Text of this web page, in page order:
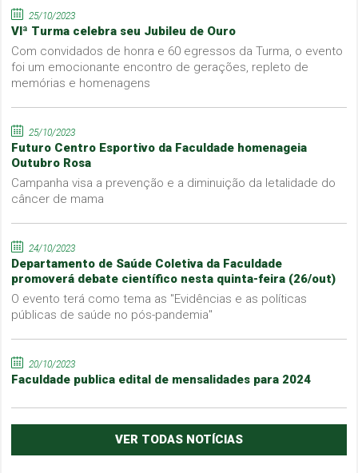
25/10/2023
VIª Turma celebra seu Jubileu de Ouro
Com convidados de honra e 60 egressos da Turma, o evento
foi um emocionante encontro de gerações, repleto de
memórias e homenagens
25/10/2023
Futuro Centro Esportivo da Faculdade homenageia
Outubro Rosa
Campanha visa a prevenção e a diminuição da letalidade do
câncer de mama
24/10/2023
Departamento de Saúde Coletiva da Faculdade
promoverá debate científico nesta quinta-feira (26/out)
O evento terá como tema as "Evidências e as políticas
públicas de saúde no pós-pandemia"
20/10/2023
Faculdade publica edital de mensalidades para 2024
VER TODAS NOTÍCIAS